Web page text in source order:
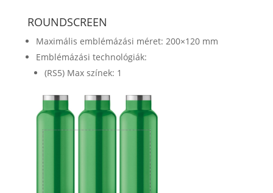
ROUNDSCREEN
Maximális emblémázási méret: 200×120 mm
Emblémázási technológiák:
(RS5) Max színek: 1